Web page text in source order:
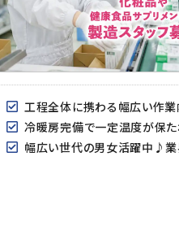
工程全体に携わる幅広い作業
冷暖房完備で一定温度が保
幅広い世代の男女活躍中♪業